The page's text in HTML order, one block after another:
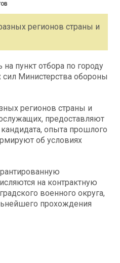
регионов страны и
пункт отбора по городу
Министерства обороны
регионов страны и
предоставляют
опыта прошлого
об условиях
на контрактную
военного округа,
прохождения